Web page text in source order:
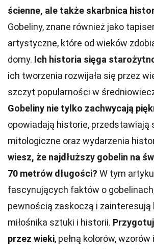
ścienne, ale także skarbnica
Gobeliny, znane również jako
artystyczne, które od wieków
domy. Ich historia sięga
ich tworzenia rozwijała się przez
szczyt popularności w
Gobeliny nie tylko zachwycają
opowiadają historie, przedstawiają
mitologiczne oraz wydarzenia
wiesz, że najdłuższy gobelin na
70 metrów długości? W tym
fascynujących faktów o
pewnością zaskoczą i zainteresują
miłośnika sztuki i historii.
przez wieki, pełną kolorów, wzorów